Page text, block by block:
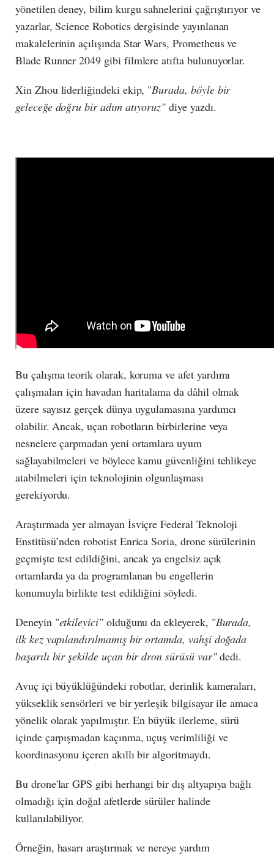
yönetilen deney, bilim kurgu sahnelerini çağrıştırıyor ve
yazarlar, Science Robotics dergisinde yayınlanan
makalelerinin açılışında Star Wars, Prometheus ve
Blade Runner 2049 gibi filmlere atıfta bulunuyorlar.
Xin Zhou liderliğindeki ekip, "Burada, böyle bir
geleceğe doğru bir adım atıyoruz" diye yazdı.
Bu çalışma teorik olarak, koruma ve afet yardımı
çalışmaları için havadan haritalama da dâhil olmak
üzere sayısız gerçek dünya uygulamasına yardımcı
olabilir. Ancak, uçan robotların birbirlerine veya
nesnelere çarpmadan yeni ortamlara uyum
sağlayabilmeleri ve böylece kamu güvenliğini tehlikeye
atabilmeleri için teknolojinin olgunlaşması
gerekiyordu.
Araştırmada yer almayan İsviçre Federal Teknoloji
Enstitüsü’nden robotist Enrica Soria, drone sürülerinin
geçmişte test edildiğini, ancak ya engelsiz açık
ortamlarda ya da programlanan bu engellerin
konumuyla birlikte test edildiğini söyledi.
Deneyin "etkileyici"olduğunu da ekleyerek, "Burada,
ilk kez yapılandırılmamış bir ortamda, vahşi doğada
başarılı bir şekilde uçan bir dron sürüsü var"dedi.
Avuç içi büyüklüğündeki robotlar, derinlik kameraları,
yükseklik sensörleri ve bir yerleşik bilgisayar ile amaca
yönelik olarak yapılmıştır. En büyük ilerleme, sürü
içinde çarpışmadan kaçınma, uçuş verimliliği ve
koordinasyonu içeren akıllı bir algoritmaydı.
Bu drone'lar GPS gibi herhangi bir dış altyapıya bağlı
olmadığı için doğal afetlerde sürüler halinde
kullanılabiliyor.
Örneğin, hasarı araştırmak ve nereye yardım